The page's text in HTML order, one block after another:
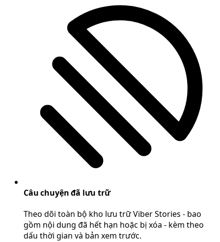
Câu chuyện đã lưu trữ
Theo dõi toàn bộ kho lưu trữ Viber Stories - bao
gồm nội dung đã hết hạn hoặc bị xóa - kèm theo
dấu thời gian và bản xem trước.